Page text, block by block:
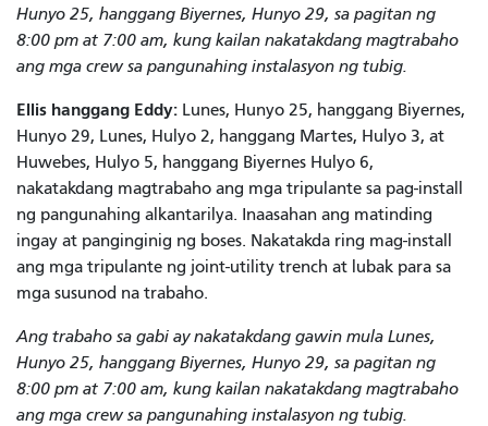
Hunyo 25, hanggang Biyernes, Hunyo 29, sa pagitan ng
8:00 pm at 7:00 am, kung kailan nakatakdang magtrabaho
ang mga crew sa pangunahing instalasyon ng tubig.
Ellis hanggang Eddy: Lunes, Hunyo 25, hanggang Biyernes,
Hunyo 29, Lunes, Hulyo 2, hanggang Martes, Hulyo 3, at
Huwebes, Hulyo 5, hanggang Biyernes Hulyo 6,
nakatakdang magtrabaho ang mga tripulante sa pag-install
ng pangunahing alkantarilya. Inaasahan ang matinding
ingay at panginginig ng boses. Nakatakda ring mag-install
ang mga tripulante ng joint-utility trench at lubak para sa
mga susunod na trabaho.
Ang trabaho sa gabi ay nakatakdang gawin mula Lunes,
Hunyo 25, hanggang Biyernes, Hunyo 29, sa pagitan ng
8:00 pm at 7:00 am, kung kailan nakatakdang magtrabaho
ang mga crew sa pangunahing instalasyon ng tubig.